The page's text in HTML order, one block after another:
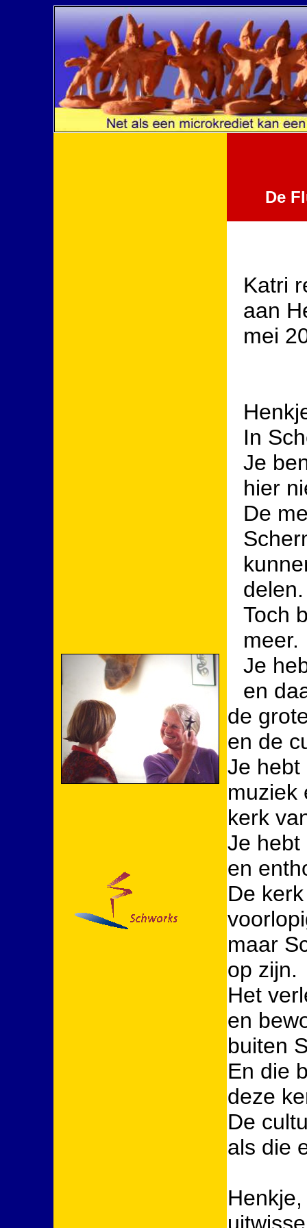
De
Katri
aan
mei
In
Je
hier
De
delen.
Toch
meer.
Je
en
de
en de
Je hebt
muziek
kerk
Je hebt
en
De
maar
op zijn.
Het
en
buiten
En die
deze
De
als die